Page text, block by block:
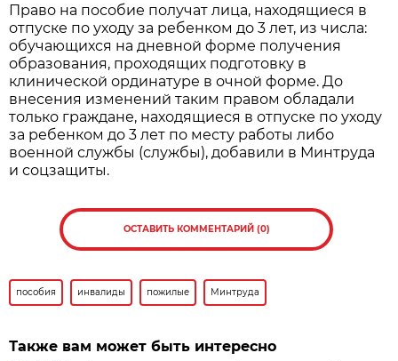
Право на пособие получат лица, находящиеся в
отпуске по уходу за ребенком до 3 лет, из числа:
обучающихся на дневной форме получения
образования, проходящих подготовку в
клинической ординатуре в очной форме. До
внесения изменений таким правом обладали
только граждане, находящиеся в отпуске по уходу
за ребенком до 3 лет по месту работы либо
военной службы (службы), добавили в Минтруда
и соцзащиты.
ОСТАВИТЬ КОММЕНТАРИЙ (0)
пособия инвалиды пожилые Минтруда
Также вам может быть интересно